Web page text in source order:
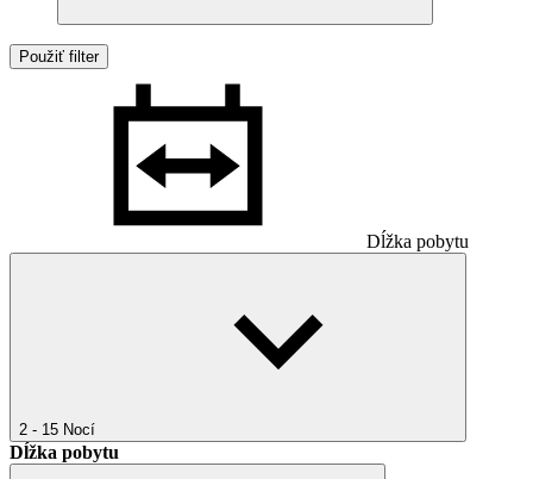
Použiť filter
Dĺžka pobytu
2 - 15 Nocí
Dĺžka pobytu